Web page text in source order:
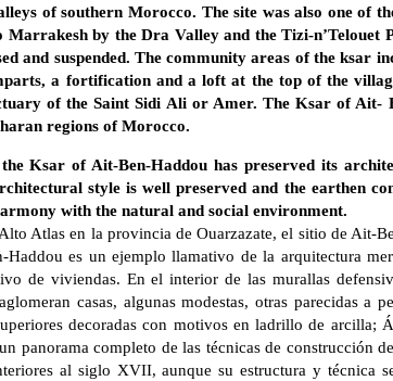
of southern Morocco. The site was also one of
by the Dra Valley and the Tizi-n’Telouet
and suspended. The community areas of the ksar
a fortification and a loft at the top of the
of the Saint Sidi Ali or Amer. The Ksar of Ait-
regions of Morocco.
Ksar of Ait-Ben-Haddou has preserved its
style is well preserved and the earthen
with the natural and social environment.
Atlas en la provincia de Ouarzazate, el sitio de Ait-
es un ejemplo llamativo de la arquitectura
de viviendas. En el interior de las murallas
casas, algunas modestas, otras parecidas a
decoradas con motivos en ladrillo de arcilla;
panorama completo de las técnicas de construcción
al siglo XVII, aunque su estructura y técnica